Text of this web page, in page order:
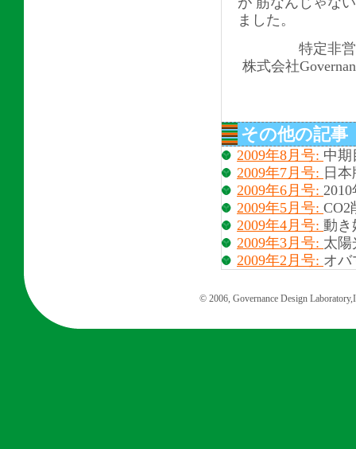
ました。
特定非
株式会社
その他の記事
2009年8月号: 中期
2009年7月号: 日
2009年6月号:
2009年5月号: CO2
2009年4月号: 動き
2009年3月号: 太陽
2009年2月号: オバ
© 2006, Governance Design